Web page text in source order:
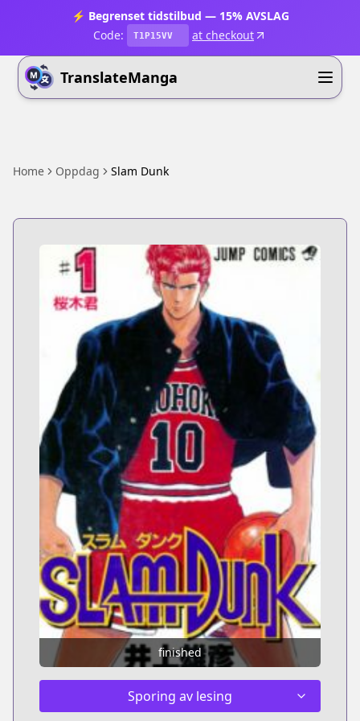
⚡ Begrenset tidstilbud — 15% AVSLAG
Code:
T1P15VV at checkout
TranslateManga
Home Oppdag Slam Dunk
finished
Sporing av lesing